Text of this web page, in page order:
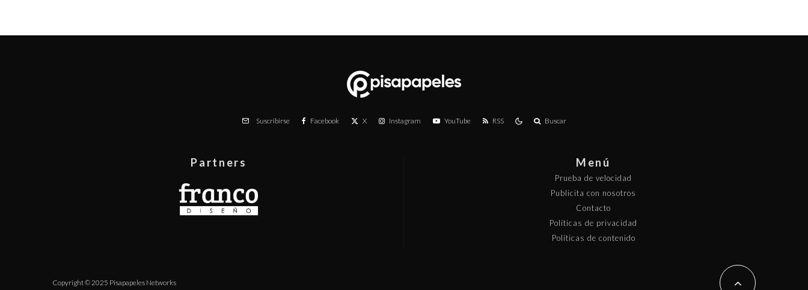
Suscribirse Facebook X Instagram YouTube RSS Buscar
Partners Menú
Prueba de velocidad
Publicita con nosotros
Contacto
Políticas de privacidad
Políticas de contenido
Copyright © 2025 Pisapapeles Networks